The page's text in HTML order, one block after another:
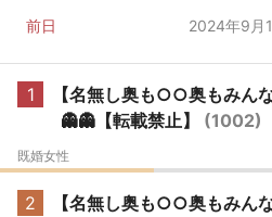
前日 2024年9月
1
【名無し奥も○○奥もみん
👻👻【転載禁止】 (1002)
既婚女性
2
【名無し奥も○○奥もみん